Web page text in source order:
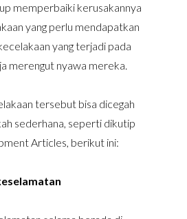
memperbaiki kerusakannya
yang perlu mendapatkan
yang terjadi pada
merengut nyawa mereka.
tersebut bisa dicegah
sederhana, seperti dikutip
Articles, berikut ini: